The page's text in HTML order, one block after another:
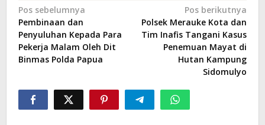
Navigasi
pos
Pos sebelumnya
Pembinaan dan
Penyuluhan Kepada Para
Pekerja Malam Oleh Dit
Binmas Polda Papua
Pos berikutnya
Polsek Merauke Kota dan
Tim Inafis Tangani Kasus
Penemuan Mayat di
Hutan Kampung
Sidomulyo